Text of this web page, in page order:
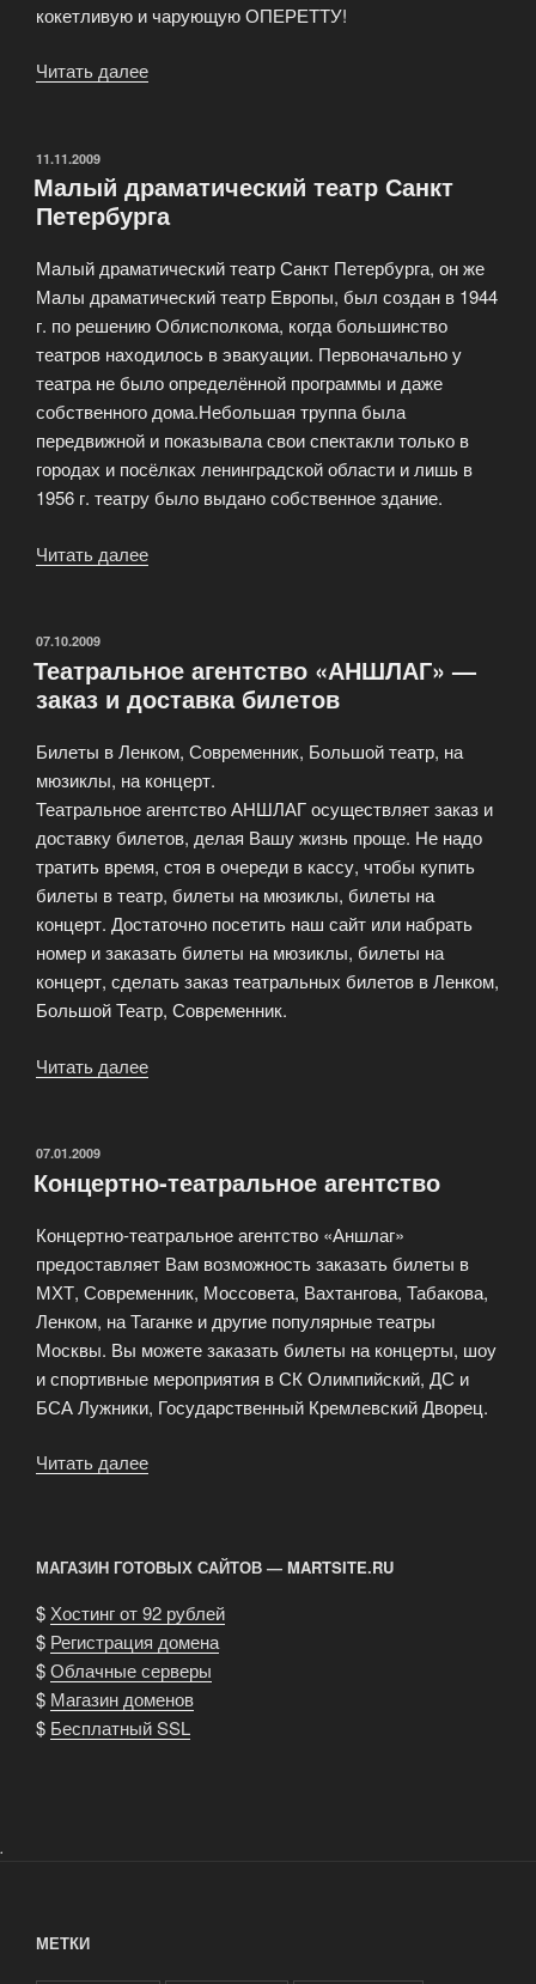
кокетливую и чарующую ОПЕРЕТТУ!
Читать далее
ОПУБЛИКОВАНО
11.11.2009
Малый драматический театр Санкт
Петербурга
Малый драматический театр Санкт Петербурга, он же
Малы драматический театр Европы, был создан в 1944
г. по решению Облисполкома, когда большинство
театров находилось в эвакуации. Первоначально у
театра не было определённой программы и даже
собственного дома.Небольшая труппа была
передвижной и показывала свои спектакли только в
городах и посёлках ленинградской области и лишь в
1956 г. театру было выдано собственное здание.
Читать далее
Петербурга»
ОПУБЛИКОВАНО
07.10.2009
Театральное агентство «АНШЛАГ» —
заказ и доставка билетов
Билеты в Ленком, Современник, Большой театр, на
мюзиклы, на концерт.
Театральное агентство АНШЛАГ осуществляет заказ и
доставку билетов, делая Вашу жизнь проще. Не надо
тратить время, стоя в очереди в кассу, чтобы купить
билеты в театр, билеты на мюзиклы, билеты на
концерт. Достаточно посетить наш сайт или набрать
номер и заказать билеты на мюзиклы, билеты на
концерт, сделать заказ театральных билетов в Ленком,
Большой Театр, Современник.
Читать далее
заказ
доставка
билетов»
ОПУБЛИКОВАНО
07.01.2009
Концертно-театральное агентство
Концертно-театральное агентство «Аншлаг»
предоставляет Вам возможность заказать билеты в
МХТ, Современник, Моссовета, Вахтангова, Табакова,
Ленком, на Таганке и другие популярные театры
Москвы. Вы можете заказать билеты на концерты, шоу
и спортивные мероприятия в СК Олимпийский, ДС и
БСА Лужники, Государственный Кремлевский Дворец.
Читать далее
МАГАЗИН ГОТОВЫХ САЙТОВ — MARTSITE.RU
$Хостинг от 92 рублей
$ Регистрация домена
$Облачные серверы
$ Магазин доменов
$ Бесплатный SSL
.
МЕТКИ